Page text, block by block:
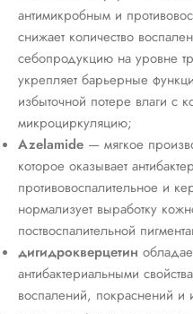
антимикробным и
снижает количество
себопродукцию на уровне
укрепляет барьерные
избыточной потере влаги с
микроциркуляцию;
Azelamide — мягкое
которое оказывает
противовоспалительное и
нормализует выработку
поствоспалительной
дигидрокверцетин
антибактериальными
воспалений, покраснений и